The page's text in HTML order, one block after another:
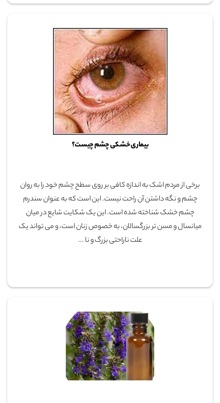
بیماری خشکی چشم چیست؟
برخی از مردم اشک به اندازه کافی بر روی سطح چشم خود را به روان
چشم و نگه داشتن آن راحت نیست. این است که به عنوان سندرم
چشم خشک شناخته شده است. این یک شکایت شایع در میان
میانسال و مسن تر بزرگسالان، به خصوص زنان است، و می تواند یک
علت ناراحتی بزرگ و نا ...